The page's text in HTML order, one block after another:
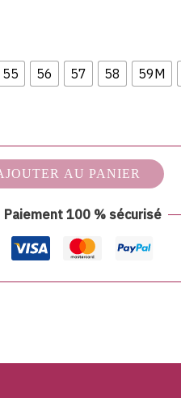
55 56 57 58 59M
AU PANIER
Paiement 100 % sécurisé